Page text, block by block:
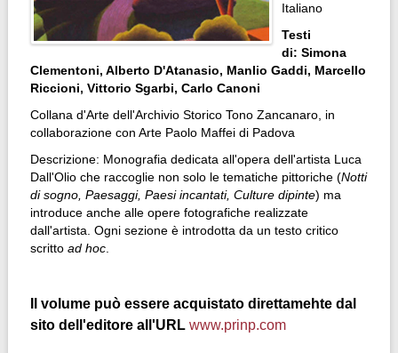
Italiano
Testi
di: Simona
Clementoni, Alberto D'Atanasio, Manlio Gaddi, Marcello
Riccioni, Vittorio Sgarbi, Carlo Canoni
Collana d'Arte dell'Archivio Storico Tono Zancanaro, in
collaborazione con Arte Paolo Maffei di Padova
Descrizione: Monografia dedicata all'opera dell'artista Luca
Dall'Olio che raccoglie non solo le tematiche pittoriche (Notti
di sogno, Paesaggi, Paesi incantati, Culture dipinte) ma
introduce anche alle opere fotografiche realizzate
dall'artista. Ogni sezione è introdotta da un testo critico
scritto ad hoc.
Il volume può essere acquistato direttamehte dal
sito dell'editore all'URL www.prinp.com